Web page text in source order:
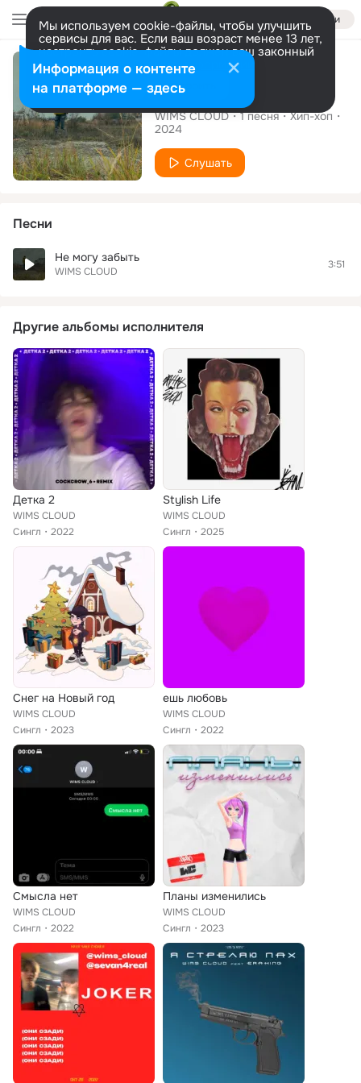
Войти
Мы используем cookie-файлы, чтобы улучшить
сервисы для вас. Если ваш возраст менее 13 лет,
настроить cookie-файлы должен ваш законный
представитель. Больше информации
Разрешить все Настроить
Сингл
Не могу забыть
WIMS CLOUD 1песня
Хип-хоп
2024
Слушать
Песни
Не могу забыть
WIMS CLOUD
3:51
Другие альбомы исполнителя
Детка 2
WIMS CLOUD
Сингл
2022
Stylish Life
WIMS CLOUD
Сингл
2025
Снег на Новый год
WIMS CLOUD
Сингл
2023
ешь любовь
WIMS CLOUD
Сингл
2022
Смысла нет
WIMS CLOUD
Сингл
2022
Планы изменились
WIMS CLOUD
Сингл
2023
Информация о контенте
на платформе — здесь